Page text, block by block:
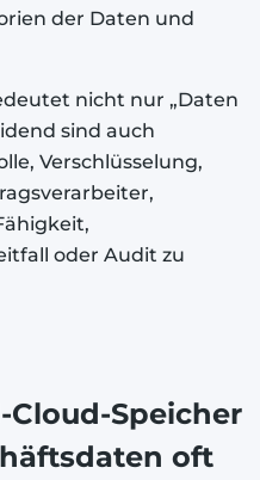
der Daten und
nicht nur „Daten
sind auch
Verschlüsselung,
oder Audit zu
Speicher
oft